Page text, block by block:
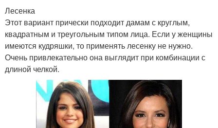
Лесенка
Этот вариант прически подходит дамам с круглым,
квадратным и треугольным типом лица. Если у женщины
имеются кудряшки, то применять лесенку не нужно.
Очень привлекательно она выглядит при комбинации с
длиной челкой.